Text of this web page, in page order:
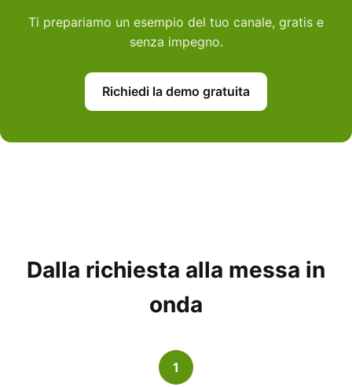
Ti prepariamo un esempio del tuo canale, gratis e
senza impegno.
Richiedi la demo gratuita
Dalla richiesta alla messa in
onda
1